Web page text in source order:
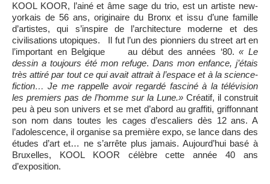
KOOL KOOR, l’ainé et âme sage du trio, est un artiste new-
yorkais de 56 ans, originaire du Bronx et issu d’une famille
d’artistes, qui s’inspire de l’architecture moderne et des
civilisations utopiques. Il fut l’un des pionniers du street art en
l’important en Belgique au début des années ‘80.« Le
dessin a toujours été mon refuge. Dans mon enfance, j’étais
très attiré par tout ce qui avait attrait à l’espace et à la science-
fiction… Je me rappelle avoir regardé fasciné à la télévision
les premiers pas de l’homme sur la Lune.» Créatif, il construit
peu à peu son univers et se met d’abord au graffiti, griffonnant
son nom dans toutes les cages d’escaliers dès 12 ans. A
l’adolescence, il organise sa première expo, se lance dans des
études d’art et… ne s’arrête plus jamais. Aujourd’hui basé à
Bruxelles, KOOL KOOR célèbre cette année 40 ans
d’exposition.